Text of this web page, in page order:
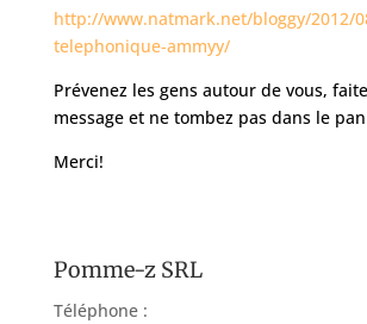
http://www.natmark.net/bloggy/2012/
telephonique-ammyy/
Prévenez les gens autour de vous,
message et ne tombez pas dans le
Merci!
Pomme-z SRL
Téléphone :